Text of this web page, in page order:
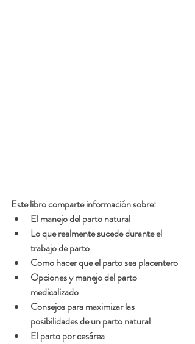
Este libro comparte información sobre:
El manejo del parto natural
Lo que realmente sucede durante el
trabajo de parto
Como hacer que el parto sea placentero
Opciones y manejo del parto
medicalizado
Consejos para maximizar las
posibilidades de un parto natural
El parto por cesárea